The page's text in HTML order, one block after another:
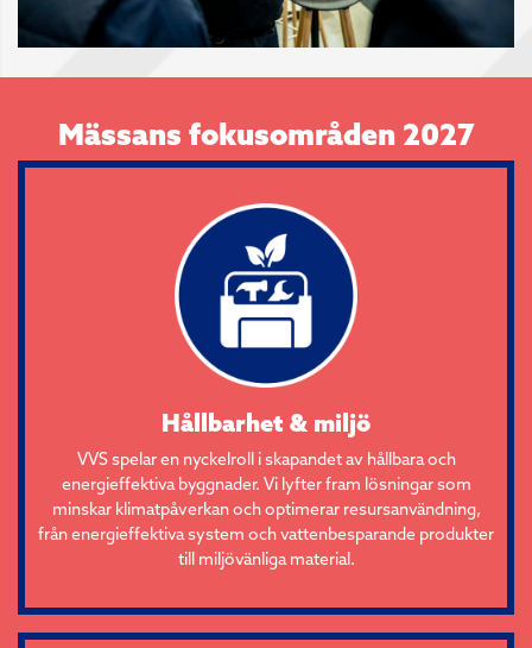
Mässans fokusområden 2027
Hållbarhet & miljö
VVS spelar en nyckelroll i skapandet av hållbara och
energieffektiva byggnader. Vi lyfter fram lösningar som
minskar klimatpåverkan och optimerar resursanvändning,
från energieffektiva system och vattenbesparande produkter
till miljövänliga material.